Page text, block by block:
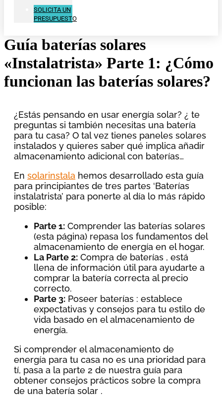
SOLICITA UN
PRESUPUESTO
Guía baterías solares
«Instalatrista» Parte 1: ¿Cómo
funcionan las baterías solares?
¿Estás pensando en usar energía solar? ¿ te
preguntas si también necesitas una batería
para tu casa? O tal vez tienes paneles solares
instalados y quieres saber qué implica añadir
almacenamiento adicional con baterías…
En solarinstala hemos desarrollado esta guía
para principiantes de tres partes ‘Baterías
instalatrista’ para ponerte al día lo más rápido
posible:
Parte 1: Comprender las baterías solares
(esta página) repasa los fundamentos del
almacenamiento de energía en el hogar.
La Parte 2: Compra de baterías , está
llena de información útil para ayudarte a
comprar la batería correcta al precio
correcto.
Parte 3: Poseer baterías : establece
expectativas y consejos para tu estilo de
vida basado en el almacenamiento de
energía.
Si comprender el almacenamiento de
energía para tu casa no es una prioridad para
tí, pasa a la parte 2 de nuestra guía para
obtener consejos prácticos sobre la compra
de una batería solar .